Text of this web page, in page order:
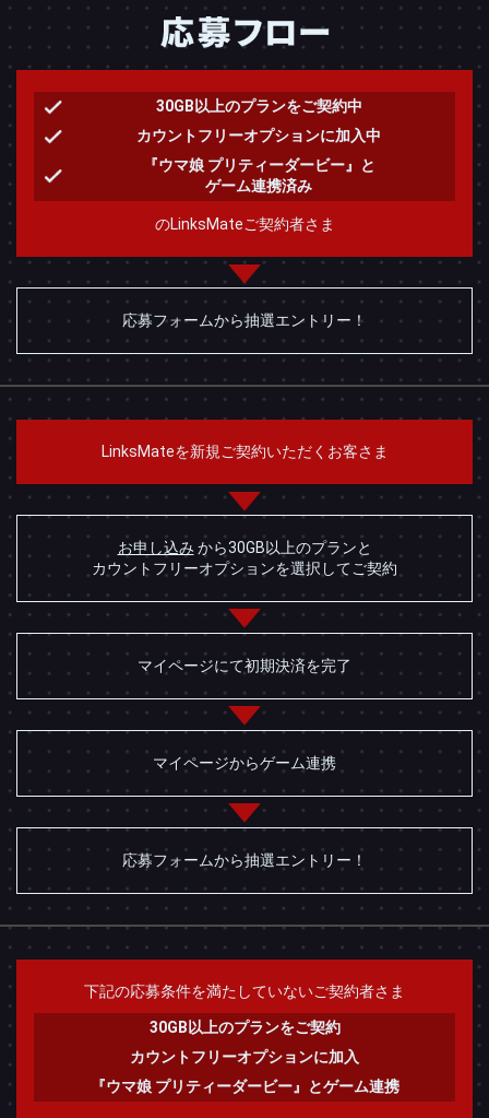
30GB以上のプランをご契約中
カウントフリーオプションに加入中
『ウマ娘 プリティーダービー』と
ゲーム連携済み
のLinksMateご契約者さま
応募フォームから抽選エントリー！
LinksMateを新規ご契約いただくお客さま
お申し込み から30GB以上のプランと
カウントフリーオプションを選択してご契約
マイページにて初期決済を完了
マイページからゲーム連携
応募フォームから抽選エントリー！
下記の応募条件を満たしていないご契約者さま
30GB以上のプランをご契約
カウントフリーオプションに加入
『ウマ娘 プリティーダービー』とゲーム連携